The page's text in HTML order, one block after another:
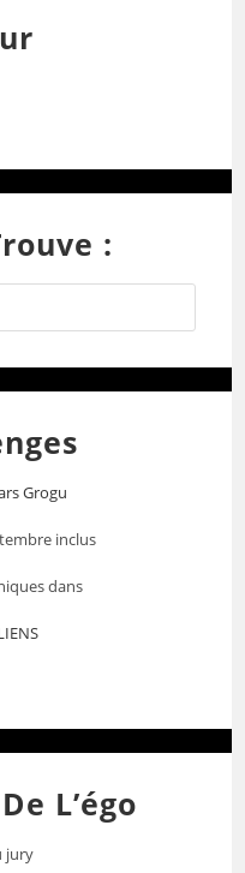
:
Grogu
inclus
dans
L’égo
jury